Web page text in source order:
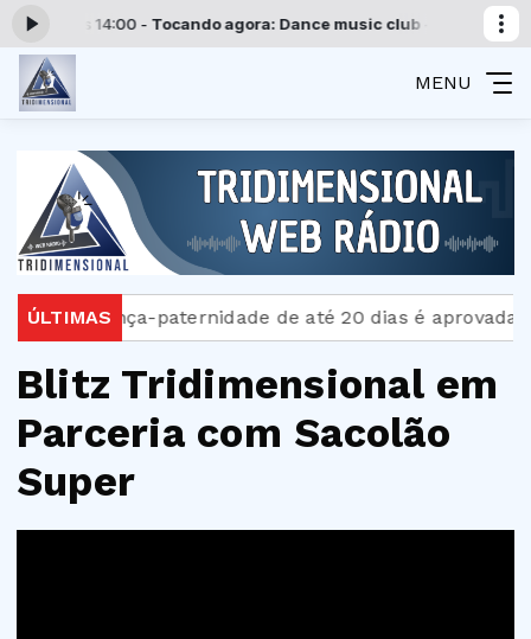
às 14:00 -Tocando agora: Dance music club - Parte 2
MENU
ÚLTIMAS
Licença-paternidade de até 20 dias é aprovada no
Blitz Tridimensional em
Parceria com Sacolão
Super